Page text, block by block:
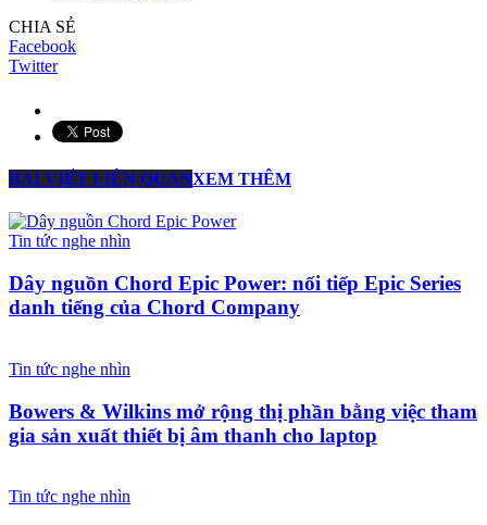
CHIA SẺ
Facebook
Twitter
BÀI VIẾT LIÊN QUANXEM THÊM
Tin tức nghe nhìn
Dây nguồn Chord Epic Power: nối tiếp Epic Series
danh tiếng của Chord Company
Tin tức nghe nhìn
Bowers & Wilkins mở rộng thị phần bằng việc tham
gia sản xuất thiết bị âm thanh cho laptop
Tin tức nghe nhìn